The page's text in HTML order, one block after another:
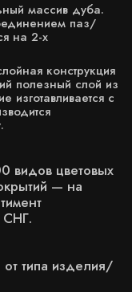
массив дуба.
паз/
на 2-х
конструкция
полезный слой из
с
видов цветовых
— на
СНГ.
от типа изделия/